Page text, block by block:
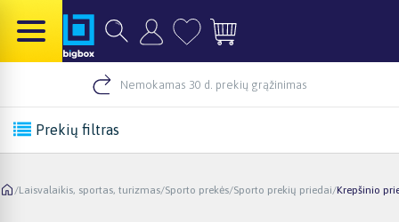
Nemokamas 30 d. prekių grąžinimas
Prekių filtras
/Laisvalaikis, sportas, turizmas/Sporto prekės/Sporto prekių priedai/Krepšinio